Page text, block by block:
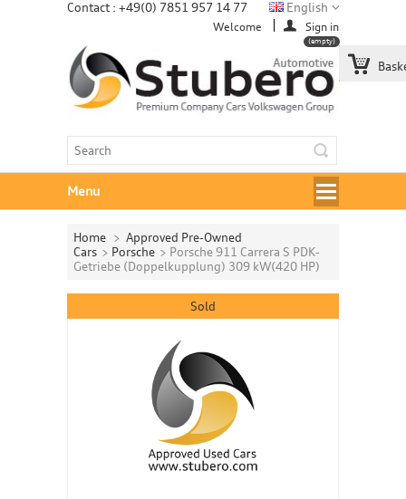
Contact : +49(0) 7851 957 14 77
(empty)
Welcome Sign in
English
Menu
Home > Approved Pre-Owned
Cars > Porsche > Porsche 911 Carrera S PDK-
Getriebe (Doppelkupplung) 309 kW(420 HP)
Sold